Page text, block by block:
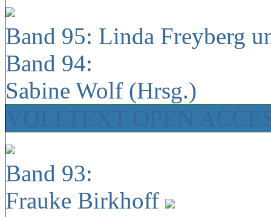
Band 95: Linda Freyberg
Band 94:
Sabine Wolf (Hrsg.)
Band 93:
Frauke Birkhoff